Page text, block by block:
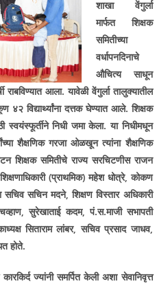
शाखा वेंगुर्ला
मार्फत शिक्षक
समितीच्या
वर्धापनदिनाचे
औचित्य साधून
आला. यावेळी वेंगुर्ला तालुक्यातील
विद्यार्थ्यांना दत्तक घेण्यात आले. शिक्षक
स्वयंस्फूर्तीने निधी जमा केला. या निधीमधून
शैक्षणिक गरजा ओळखून त्यांना शैक्षणिक
शिक्षक समितीचे राज्य सरचिटणीस राजन
(प्राथमिक) महेश धोत्रे,कोकण
सचिव सचिन मदने,शिक्षण विस्तार अधिकारी
,सुरेखाताई कदम,पं.स.माजी सभापती
सिताराम लांबर,सचिव प्रसाद जाधव,
होते.
ज्यांनी समर्पित केली अशा सेवानिवृत्त